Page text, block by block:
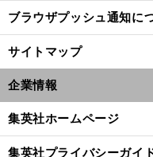
ブラウザプッシュ通知に
サイトマップ
企業情報
集英社ホームページ
集英社プライバシーガイ